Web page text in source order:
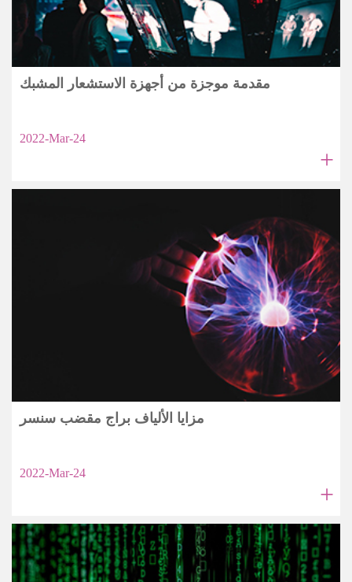
مقدمة موجزة من أجهزة الاستشعار المشبك
2022-Mar-24
+
مزايا الألياف براج مقضب سنسر
2022-Mar-24
+